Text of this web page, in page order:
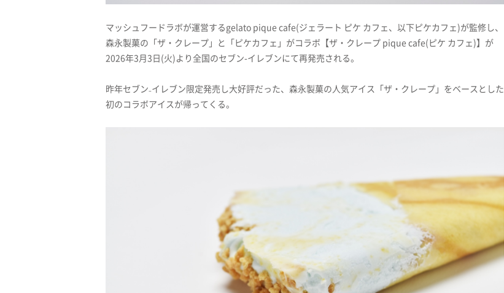
マッシュフードラボが運営するgelato pique cafe(ジェラート ピケ カフェ、以下ピケカフェ)が監修し、
森永製菓の「ザ・クレープ」と「ピケカフェ」がコラボ【ザ・クレープ pique cafe(ピケ カフェ)】が
2026年3月3日(火)より全国のセブン-イレブンにて再発売される。
昨年セブン₋イレブン限定発売し大好評だった、森永製菓の人気アイス「ザ・クレープ」をベースとした
初のコラボアイスが帰ってくる。